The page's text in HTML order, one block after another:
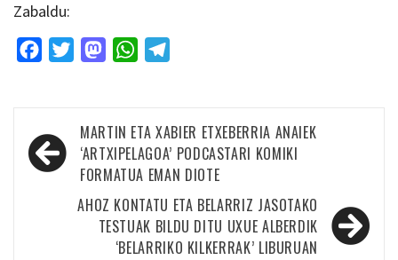
Zabaldu:
FacebookTwitterMastodonWhatsApp
Bidalketetan
zehar
nabigatu
MARTIN ETA XABIER ETXEBERRIA ANAIEK
‘ARTXIPELAGOA’ PODCASTARI KOMIKI
FORMATUA EMAN DIOTE
AHOZ KONTATU ETA BELARRIZ JASOTAKO
TESTUAK BILDU DITU UXUE ALBERDIK
‘BELARRIKO KILKERRAK’ LIBURUAN